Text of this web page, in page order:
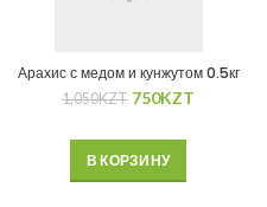
Арахис с медом и кунжутом 0.5кг
1,050KZT 750KZT
В КОРЗИНУ